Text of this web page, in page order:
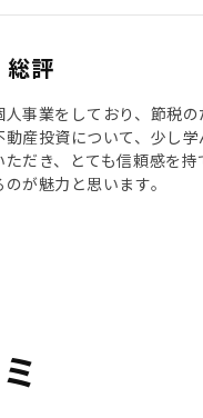
総評
人事業をしており、節税
動産投資について、少し
ただき、とても信頼感を
のが魅力と思います。